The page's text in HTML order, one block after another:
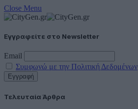
Close Menu
Εγγραφείτε στο Newsletter
Email
Συμφωνώ με την Πολιτική Δεδομένων
Τελευταία Άρθρα